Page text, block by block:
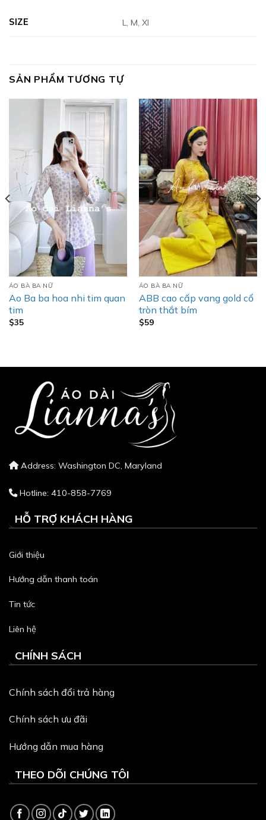
SIZE L, M, Xl
SẢN PHẨM TƯƠNG TỰ
ÁO BÀ BA NỮ
Ao Ba ba hoa nhi tim quan
tim
$35
ÁO BÀ BA NỮ
ABB cao cấp vang gold cổ
tròn thắt bím
$59
Address: Washington DC, Maryland
Hotline: 410-858-7769
HỖ TRỢ KHÁCH HÀNG
Giới thiệu
Hướng dẫn thanh toán
Tin tức
Liên hệ
CHÍNH SÁCH
Chính sách đổi trả hàng
Chính sách ưu đãi
Hướng dẫn mua hàng
THEO DÕI CHÚNG TÔI